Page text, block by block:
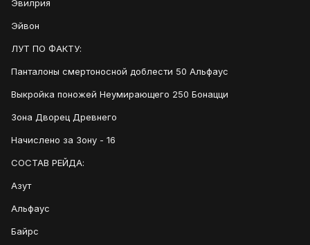
Эвилрия
Эйвон
ЛУТ ПО ФАКТУ:
Панталоны смертоносной доблести 50 Альфаус
Выкройка поножей Неумирающего 250 Бонацци
Зона Дворец Древнего
Начислено за Зону - 16
СОСТАВ РЕЙДА:
Азут
Альфаус
Байрс